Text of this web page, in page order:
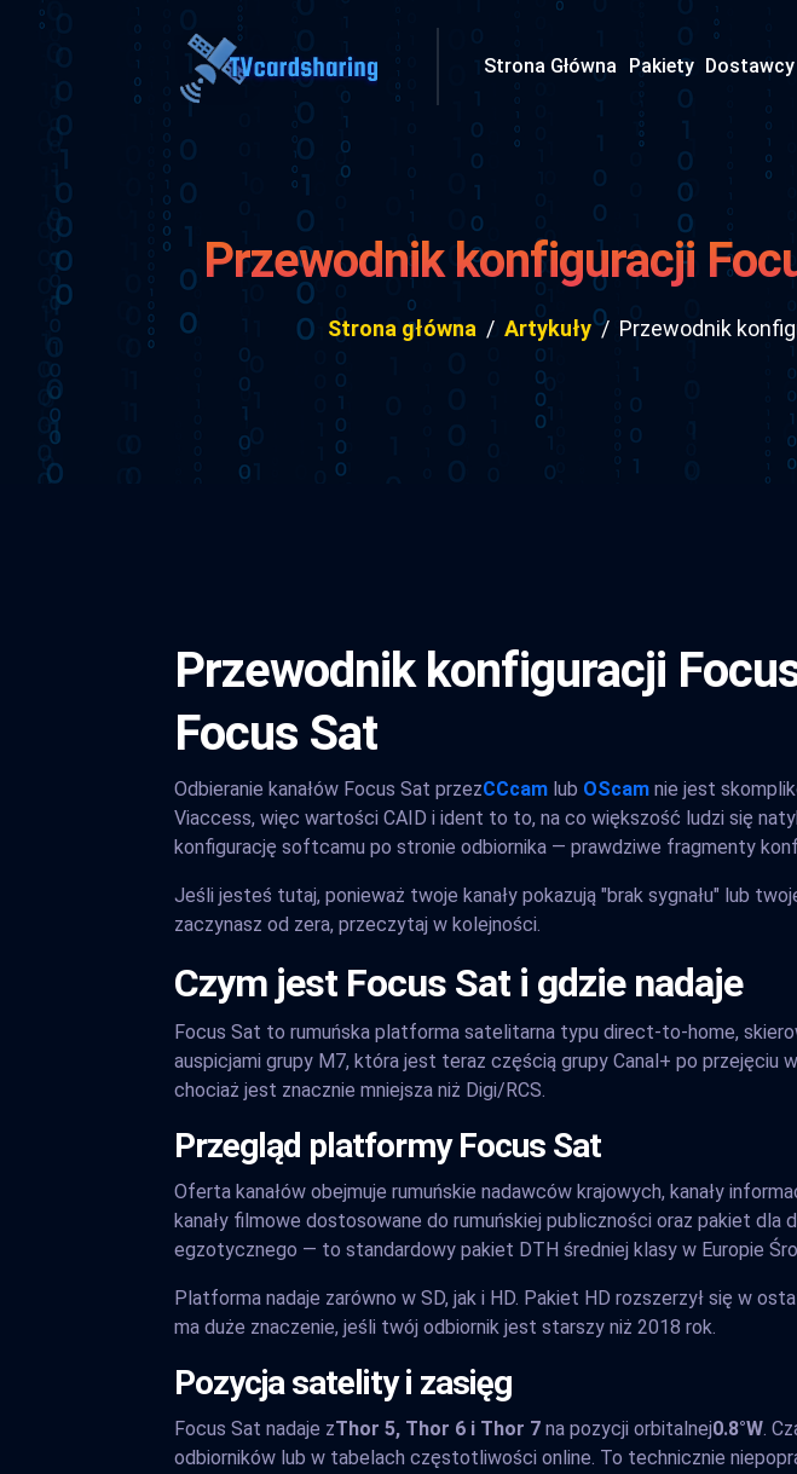
Strona Główna Pakiety Dostawcy
Przewodnik konfiguracji
Strona główna Artykuły Przewodnik
Przewodnik konfiguracji
Focus Sat
Odbieranie kanałów Focus Sat przezCCcam lub OScam nie jest
Viaccess, więc wartości CAID i ident to to, na co większość ludzi się
konfigurację softcamu po stronie odbiornika — prawdziwe fragmenty
Jeśli jesteś tutaj, ponieważ twoje kanały pokazują "brak sygnału" lub
zaczynasz od zera, przeczytaj w kolejności.
Czym jest Focus Sat i gdzie nadaje
Focus Sat to rumuńska platforma satelitarna typu direct-to-home,
auspicjami grupy M7, która jest teraz częścią grupy Canal+ po przejęciu
chociaż jest znacznie mniejsza niż Digi/RCS.
Przegląd platformy Focus Sat
Oferta kanałów obejmuje rumuńskie nadawców krajowych, kanały
kanały filmowe dostosowane do rumuńskiej publiczności oraz pakiet
egzotycznego — to standardowy pakiet DTH średniej klasy w Europie
Platforma nadaje zarówno w SD, jak i HD. Pakiet HD rozszerzył się w
ma duże znaczenie, jeśli twój odbiornik jest starszy niż 2018 rok.
Pozycja satelity i zasięg
Focus Sat nadaje zThor 5, Thor 6 i Thor 7 na pozycji orbitalnej0.8°W.
odbiorników lub w tabelach częstotliwości online. To technicznie